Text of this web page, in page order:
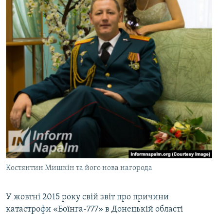
Костянтин Мишкін та його нова нагорода
У жовтні 2015 року свій звіт про причини
катастрофи «Боїнга-777» в Донецькій області